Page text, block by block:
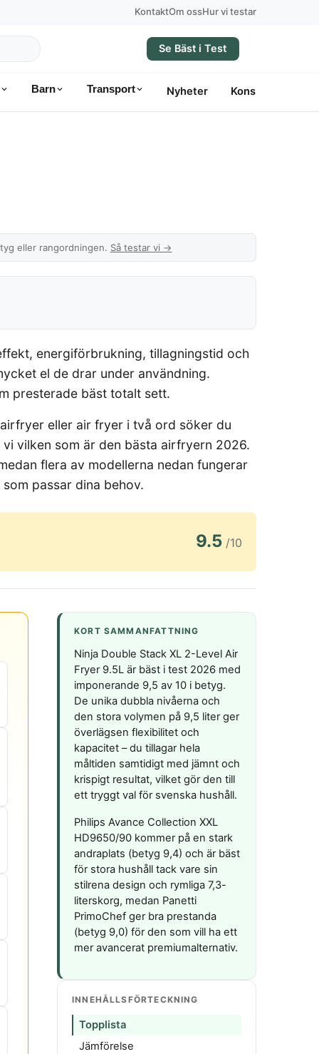
KontaktOm ossHur vi testar
Se Bäst i Test
Barn Transport Nyheter
eller rangordningen. Så testar vi →
energiförbrukning, tillagningstid och
el de drar under användning.
presterade bäst totalt sett.
eller air fryer i två ord söker du
vilken som är den bästa airfryern 2026.
flera av modellerna nedan fungerar
passar dina behov.
9.5 /10
KORT SAMMANFATTNING
Ninja Double Stack XL 2-Level Air
Fryer 9.5L är bäst i test 2026 med
imponerande 9,5 av 10 i betyg.
De unika dubbla nivåerna och
den stora volymen på 9,5 liter ger
överlägsen flexibilitet och
kapacitet – du tillagar hela
måltiden samtidigt med jämnt och
krispigt resultat, vilket gör den till
ett tryggt val för svenska hushåll.
Philips Avance Collection XXL
HD9650/90 kommer på en stark
andraplats (betyg 9,4) och är bäst
för stora hushåll tack vare sin
stilrena design och rymliga 7,3-
literskorg, medan Panetti
PrimoChef ger bra prestanda
(betyg 9,0) för den som vill ha ett
mer avancerat premiumalternativ.
INNEHÅLLSFÖRTECKNING
Topplista
Jämförelse